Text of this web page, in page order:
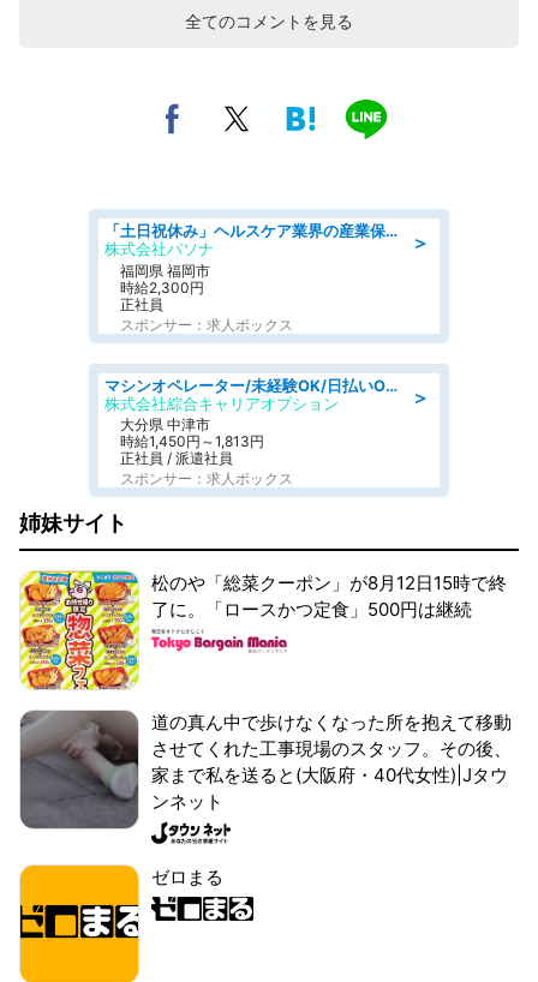
全てのコメントを見る
＞
「土日祝休み」ヘルスケア業界の産業保健師/高時給/未経験OK/要資格:保健師、正看護師
株式会社パソナ
福岡県 福岡市
時給2,300円
正社員
スポンサー：求人ボックス
＞
マシンオペレーター/未経験OK/日払いOK/交替制/20・30・40代活躍中/製造 工場
株式会社綜合キャリアオプション
大分県 中津市
時給1,450円～1,813円
正社員 / 派遣社員
スポンサー：求人ボックス
姉妹サイト
松のや「総菜クーポン」が8月12日15時で終
了に。「ロースかつ定食」500円は継続
道の真ん中で歩けなくなった所を抱えて移動
させてくれた工事現場のスタッフ。その後、
家まで私を送ると(大阪府・40代女性)|Jタウ
ンネット
ゼロまる